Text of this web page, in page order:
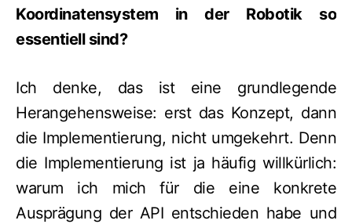
Koordinatensystem in der Robotik so
essentiell sind?
Ich denke, das ist eine grundlegende
Herangehensweise: erst das Konzept, dann
die Implementierung, nicht umgekehrt. Denn
die Implementierung ist ja häufig willkürlich:
warum ich mich für die eine konkrete
Ausprägung der API entschieden habe und